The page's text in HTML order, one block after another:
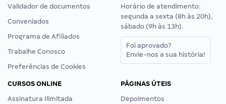
Validador de documentos
Conveniados
Programa de Afiliados
Trabalhe Conosco
Preferências de Cookies
Horário de atendimento:
segunda a sexta (8h às 20h),
sábado (9h às 13h).
Foi aprovado?
Envie-nos a sua história!
CURSOS ONLINE
Assinatura Ilimitada
PÁGINAS ÚTEIS
Depoimentos